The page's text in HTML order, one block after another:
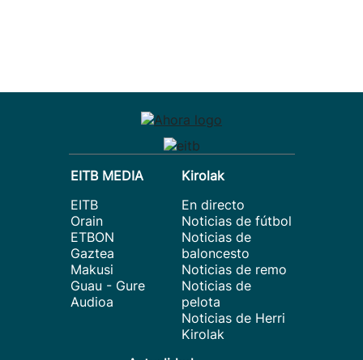
EITB MEDIA
EITB
Orain
ETBON
Gaztea
Makusi
Guau - Gure
Audioa
Kirolak
En directo
Noticias de fútbol
Noticias de
baloncesto
Noticias de remo
Noticias de
pelota
Noticias de Herri
Kirolak